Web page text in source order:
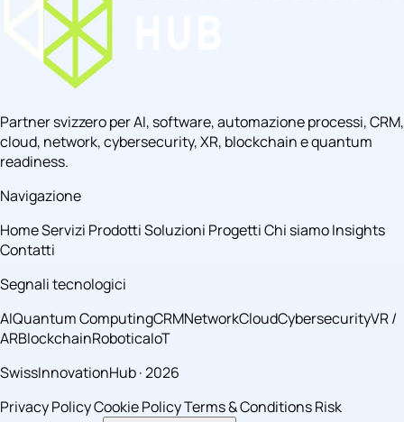
Partner svizzero per AI, software, automazione processi, CRM,
cloud, network, cybersecurity, XR, blockchain e quantum
readiness.
Navigazione
HomeServizi ProdottiSoluzioni ProgettiChi siamoInsights
Contatti
Segnali tecnologici
AIQuantum ComputingCRMNetworkCloudCybersecurityVR /
ARBlockchainRoboticaIoT
SwissInnovationHub · 2026
Privacy PolicyCookie PolicyTerms & ConditionsRisk